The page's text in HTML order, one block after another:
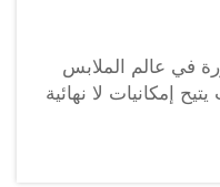
في عالم الملابس
إمكانيات لا نهائية
ذوي الخبرة قد
على مشاريعهم. إن
نتائج احترافية.